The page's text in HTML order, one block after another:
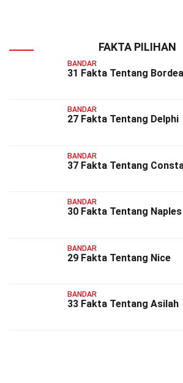
FAKTA PILIHAN
BANDAR
31 Fakta Tentang
BANDAR
27 Fakta Tentang Delphi
BANDAR
37 Fakta Tentang
BANDAR
30 Fakta Tentang Naples
BANDAR
29 Fakta Tentang Nice
BANDAR
33 Fakta Tentang Asilah